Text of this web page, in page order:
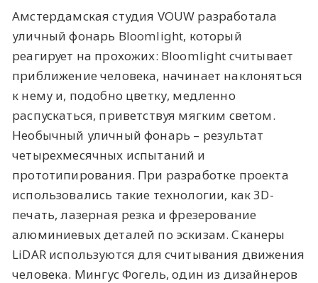
Амстердамская студия VOUW разработала
уличный фонарь Bloomlight, который
реагирует на прохожих: Bloomlight считывает
приближение человека, начинает наклоняться
к нему и, подобно цветку, медленно
распускаться, приветствуя мягким светом.
Необычный уличный фонарь – результат
четырехмесячных испытаний и
прототипирования. При разработке проекта
использовались такие технологии, как 3D-
печать, лазерная резка и фрезерование
алюминиевых деталей по эскизам. Сканеры
LiDAR используются для считывания движения
человека. Мингус Фогель, один из дизайнеров